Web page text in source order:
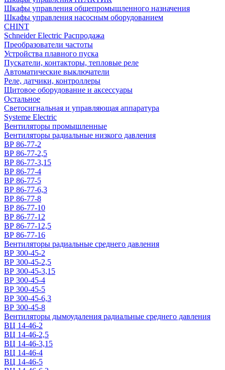
Шкафы управления общепромышленного назначения
Шкафы управления насосным оборудованием
CHINT
Schneider Electric Распродажа
Преобразователи частоты
Устройства плавного пуска
Пускатели, контакторы, тепловые реле
Автоматические выключатели
Реле, датчики, контроллеры
Щитовое оборудование и аксессуары
Остальное
Светосигнальная и управляющая аппаратура
Systeme Electric
Вентиляторы промышленные
Вентиляторы радиальные низкого давления
ВР 86-77-2
ВР 86-77-2,5
ВР 86-77-3,15
ВР 86-77-4
ВР 86-77-5
ВР 86-77-6,3
ВР 86-77-8
ВР 86-77-10
ВР 86-77-12
ВР 86-77-12,5
ВР 86-77-16
Вентиляторы радиальные среднего давления
ВР 300-45-2
ВР 300-45-2,5
ВР 300-45-3,15
ВР 300-45-4
ВР 300-45-5
ВР 300-45-6,3
ВР 300-45-8
Вентиляторы дымоудаления радиальные среднего давления
ВЦ 14-46-2
ВЦ 14-46-2,5
ВЦ 14-46-3,15
ВЦ 14-46-4
ВЦ 14-46-5